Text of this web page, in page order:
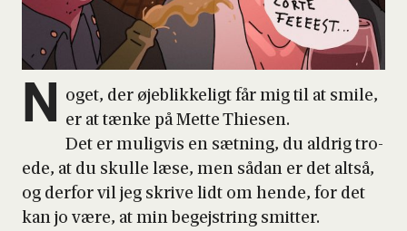
N oget, der øje­blik­ke­ligt får mig til at smi­le,
er at tæn­ke på Met­te Thie­sen.
Det er mulig­vis en sæt­ning, du aldrig tro­
e­de, at du skul­le læse, men sådan er det alt­så,
og der­for vil jeg skri­ve lidt om hen­de, for det
kan jo være, at min begej­string smit­ter.